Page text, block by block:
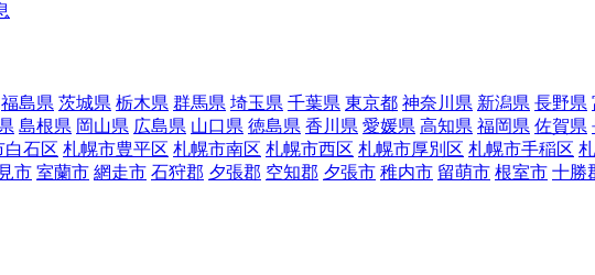
福島県 茨城県 栃木県 群馬県 埼玉県 千葉県 東京都 神奈川県 新潟県 長野県
島根県 岡山県 広島県 山口県 徳島県 香川県 愛媛県 高知県 福岡県 佐賀県
白石区 札幌市豊平区 札幌市南区 札幌市西区 札幌市厚別区 札幌市手稲区
市 室蘭市 網走市 石狩郡 夕張郡 空知郡 夕張市 稚内市 留萌市 根室市 十勝